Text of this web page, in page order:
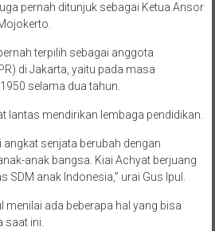
pernah ditunjuk sebagai Ketua Ansor
terpilih sebagai anggota
di Jakarta, yaitu pada masa
selama dua tahun.
lantas mendirikan lembaga pendidikan.
senjata berubah dengan
anak bangsa. Kiai Achyat berjuang
SDM anak Indonesia,” urai Gus Ipul.
menilai ada beberapa hal yang bisa
saat ini.